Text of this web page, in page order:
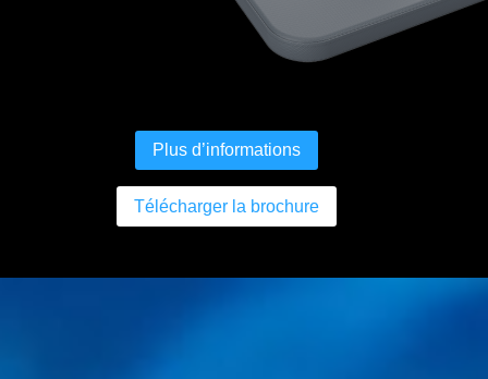
Plus d’informations
Télécharger la brochure